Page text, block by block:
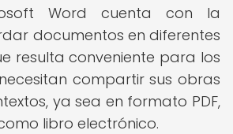
Word cuenta con la
documentos en diferentes
resulta conveniente para los
compartir sus obras
ya sea en formato PDF,
libro electrónico.